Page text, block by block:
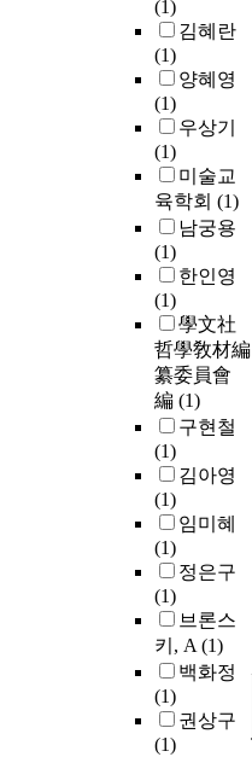
(1)
김혜란
(1)
양혜영
(1)
우상기
(1)
미술교
육학회 (1)
남궁용
(1)
한인영
(1)
學文社
哲學敎材編
纂委員會
編 (1)
구현철
(1)
김아영
(1)
임미혜
(1)
정은구
(1)
브론스
키, A(1)
백화정
(1)
권상구
(1)